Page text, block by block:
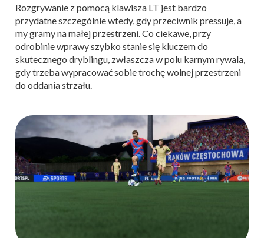
Rozgrywanie z pomocą klawisza LT jest bardzo
przydatne szczególnie wtedy, gdy przeciwnik pressuje, a
my gramy na małej przestrzeni. Co ciekawe, przy
odrobinie wprawy szybko stanie się kluczem do
skutecznego dryblingu, zwłaszcza w polu karnym rywala,
gdy trzeba wypracować sobie trochę wolnej przestrzeni
do oddania strzału.